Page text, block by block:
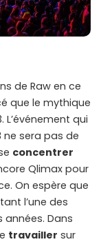
de Raw en ce
que le mythique
L’événement qui
ne sera pas de
concentrer
Qlimax pour
On espère que
l’une des
années. Dans
travailler sur